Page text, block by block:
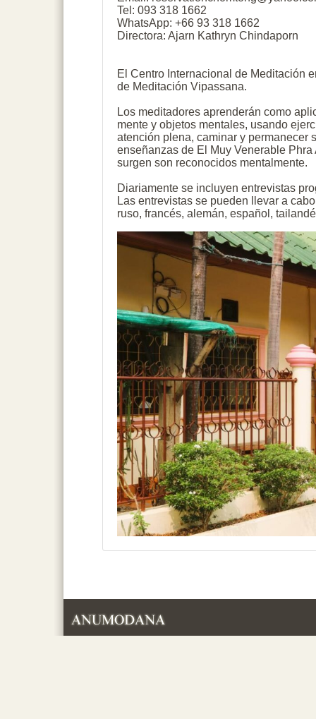
Tel: 093 318 1662
WhatsApp: +66 93 318 1662
Directora: Ajarn Kathryn Chindaporn
El Centro Internacional de Meditación
de Meditación Vipassana.
Los meditadores aprenderán como
mente y objetos mentales, usando
atención plena, caminar y permanecer
enseñanzas de El Muy Venerable
surgen son reconocidos mentalmente.
Diariamente se incluyen entrevistas
Las entrevistas se pueden llevar a
ruso, francés, alemán, español,